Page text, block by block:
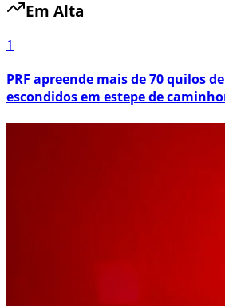
Em Alta
1
PRF apreende mais de 70 quilos
escondidos em estepe de